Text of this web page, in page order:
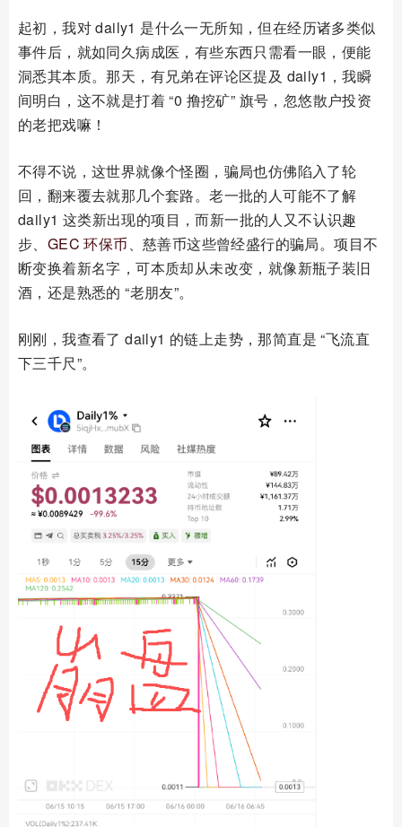
起初，我对 daily1 是什么一无所知，但在经历诸多类似
事件后，就如同久病成医，有些东西只需看一眼，便能
洞悉其本质。那天，有兄弟在评论区提及 daily1，我瞬
间明白，这不就是打着 “0 撸挖矿” 旗号，忽悠散户投资
的老把戏嘛！
不得不说，这世界就像个怪圈，骗局也仿佛陷入了轮
回，翻来覆去就那几个套路。老一批的人可能不了解
daily1 这类新出现的项目，而新一批的人又不认识趣
步、 GEC 环保币、慈善币这些曾经盛行的骗局。项目不
断变换着新名字，可本质却从未改变，就像新瓶子装旧
酒，还是熟悉的 “老朋友”。
刚刚，我查看了 daily1 的链上走势，那简直是 “飞流直
下三千尺”。